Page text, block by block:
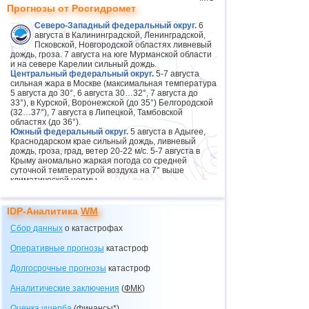
Прогнозы от Росгидромет
Северо-Западный федеральный округ. 6
августа в Калининградской, Ленинградской,
Псковской, Новгородской областях ливневый
дождь, гроза. 7 августа на юге Мурманской области
и на севере Карелии сильный дождь.
Центральный федеральный округ. 5-7 августа
сильная жара в Москве (максимальная температура
5 августа до 30°, 6 августа 30…32°, 7 августа до
33°), в Курской, Воронежской (до 35°) Белгородской
(32…37°), 7 августа в Липецкой, Тамбовской
областях (до 36°).
Южный федеральный округ. 5 августа в Адыгее,
Краснодарском крае сильный дождь, ливневый
дождь, гроза, град, ветер 20-22 м/с. 5-7 августа в
Крыму аномально жаркая погода со средней
суточной температурой воздуха на 7° выше
климатической нормы.
в Дагестане сильный дождь, гроза. 5 августа в
Ставропольском крае, Кабардино-Балкарии,
Карачаево-Черкесии, Ингушетии и Чеченской
Республике, 5-6 августа в Северной Осетии,
20-25 м/с.
Алтайском крае, в Новосибирской области сильный
крупный град, ветер 19-24 м/с (в Новосибирской
области до 25 м/с и более). В Тыве 5-6 августа
сильная жара (максимальная температура 30…
IDP-АналитикаWM
Сбор данных о катастрофах
Оперативные прогнозы катастроф
Долгосрочные прогнозы катастроф
Аналитические заключения (ФМК)